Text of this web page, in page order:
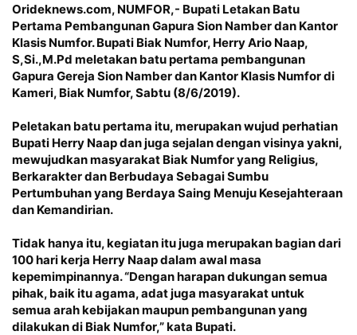
Orideknews.com, NUMFOR,- Bupati Letakan Batu
Pertama Pembangunan Gapura Sion Namber dan Kantor
Klasis Numfor. Bupati Biak Numfor, Herry Ario Naap,
S,Si.,M.Pd meletakan batu pertama pembangunan
Gapura Gereja Sion Namber dan Kantor Klasis Numfor di
Kameri, Biak Numfor, Sabtu (8/6/2019).
Peletakan batu pertama itu, merupakan wujud perhatian
Bupati Herry Naapdan juga sejalan dengan visinya yakni,
mewujudkan masyarakat Biak Numfor yang Religius,
Berkarakter dan Berbudaya Sebagai Sumbu
Pertumbuhan yang Berdaya Saing Menuju Kesejahteraan
dan Kemandirian.
Tidak hanya itu, kegiatan itu juga merupakan bagian dari
100 hari kerja Herry Naap dalam awal masa
kepemimpinannya. “Dengan harapan dukungan semua
pihak, baik itu agama, adat juga masyarakat untuk
semua arah kebijakan maupun pembangunan yang
dilakukan di Biak Numfor,” kata Bupati.